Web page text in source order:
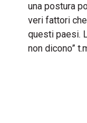
una postura
veri fattori
questi paesi.
non dicono”